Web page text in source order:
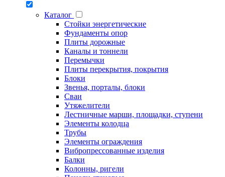
Каталог
Стойки энергетические
Фундаменты опор
Плиты дорожные
Каналы и тоннели
Перемычки
Плиты перекрытия, покрытия
Блоки
Звенья, порталы, блоки
Сваи
Утяжелители
Лестничные марши, площадки, ступени
Элементы колодца
Трубы
Элементы ограждения
Вибропрессованные изделия
Балки
Колонны, ригели